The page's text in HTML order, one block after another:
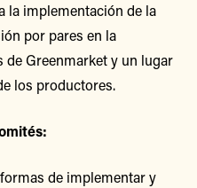
la implementación de la
por pares en la
de Greenmarket y un lugar
los productores.
de implementar y